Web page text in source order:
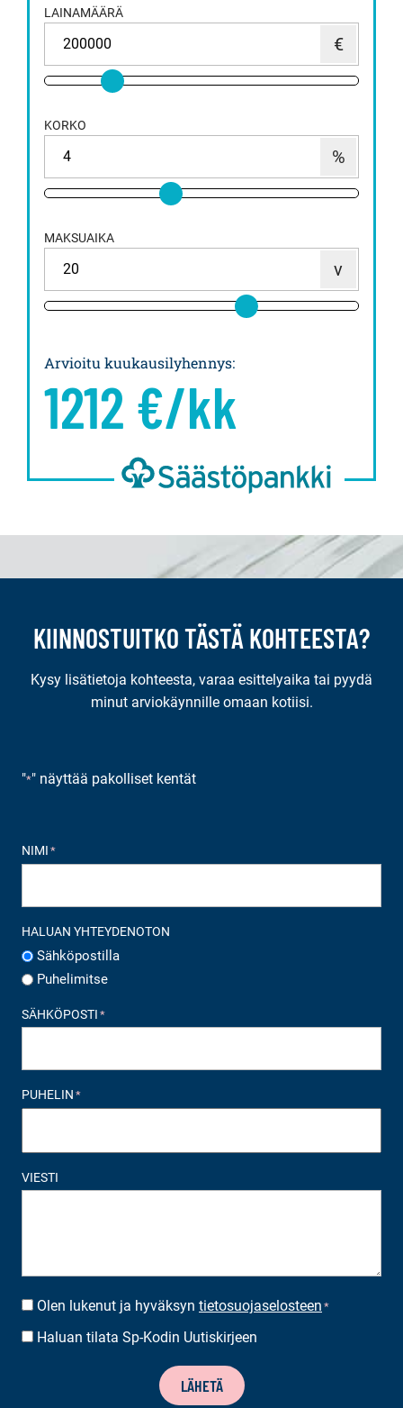
LAINAMÄÄRÄ
KORKO
MAKSUAIKA
Arvioitu kuukausilyhennys:
1212 €/kk
KIINNOSTUITKO TÄSTÄ KOHTEESTA?
Kysy lisätietoja kohteesta, varaa esittelyaika tai pyydä
minut arviokäynnille omaan kotiisi.
"*" näyttää pakolliset kentät
NIMI *
HALUAN YHTEYDENOTON
Sähköpostilla
Puhelimitse
SÄHKÖPOSTI *
PUHELIN *
VIESTI
SUOSTUMUS*
Olen lukenut ja hyväksyn tietosuojaselosteen *
UUTISKIRJEEN
Haluan tilata Sp-Kodin Uutiskirjeen
LÄHETÄ